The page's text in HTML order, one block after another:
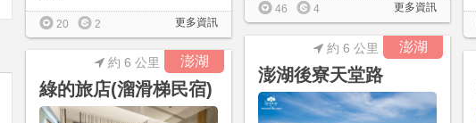
更多資訊
20 2
更多資訊
46 4
澎湖
澎湖後寮天堂路
約 6 公里
澎湖
綠的旅店(溜滑梯民宿)
約 6 公里